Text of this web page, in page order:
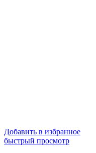
Добавить в избранное
быстрый просмотр